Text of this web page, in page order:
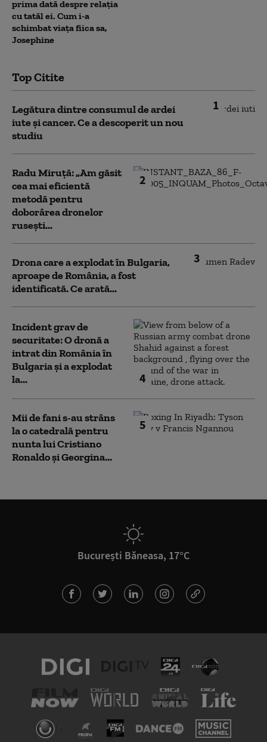
prima dată despre relația
cu tatăl ei. Cum i-a
schimbat viața fiica sa,
Josephine
Top Citite
1
Legătura dintre consumul de ardei
iute și cancer. Ce a descoperit un nou
studiu
2
Radu Miruță: „Am găsit
cea mai eficientă
metodă pentru
doborârea dronelor
rusești...
3
Drona care a explodat în Bulgaria,
aproape de România, a fost
identificată. Ce arată...
4
Incident grav de
securitate: O dronă a
intrat din România în
Bulgaria şi a explodat
la...
5
Mii de fani s-au strâns
la o catedrală pentru
nunta lui Cristiano
Ronaldo şi Georgina...
București Băneasa, 17°C